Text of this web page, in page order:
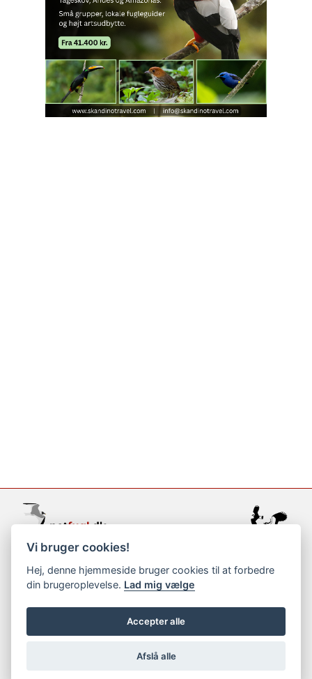
support@netfugl.dk
copyright © 2002-2023
Vi bruger cookies!
Hej, denne hjemmeside bruger cookies til at forbedre
din brugeroplevelse. Lad mig vælge
Accepter alle
Afslå alle